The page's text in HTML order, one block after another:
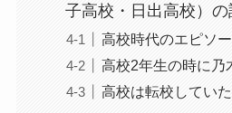
子高校・日出高校）の
高校時代のエピソ
高校2年生の時に乃
高校は転校していた